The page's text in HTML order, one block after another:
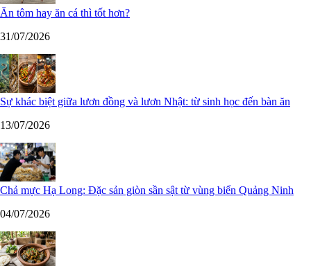
Ăn tôm hay ăn cá thì tốt hơn?
31/07/2026
Sự khác biệt giữa lươn đồng và lươn Nhật: từ sinh học đến bàn ăn
13/07/2026
Chả mực Hạ Long: Đặc sản giòn sần sật từ vùng biển Quảng Ninh
04/07/2026